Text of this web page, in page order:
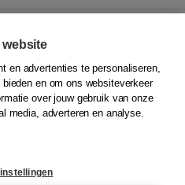
en advertenties te personaliseren,
en om ons websiteverkeer
over jouw gebruik van onze
media, adverteren en analyse.